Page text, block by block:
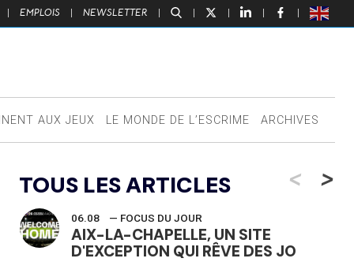
| EMPLOIS | NEWSLETTER | | | | |
AUX JEUX LE MONDE DE L’ESCRIME ARCHIVES
TOUS LES ARTICLES <
06.08 — FOCUS DU JOUR
AIX-LA-CHAPELLE, UN SITE
D'EXCEPTION QUI RÊVE DES JO
>